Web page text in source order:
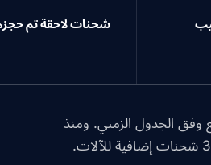
شحنات لاحقة تم حجزها
الجدول الزمني. ومنذ